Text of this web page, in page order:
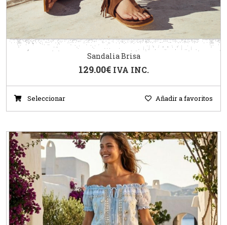
Sandalia Brisa
129.00€ IVA INC.
Seleccionar Añadir a favoritos